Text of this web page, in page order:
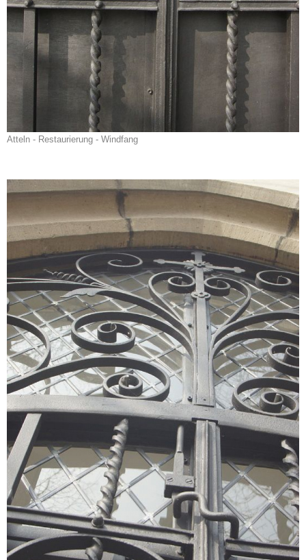
Atteln - Restaurierung - Windfang